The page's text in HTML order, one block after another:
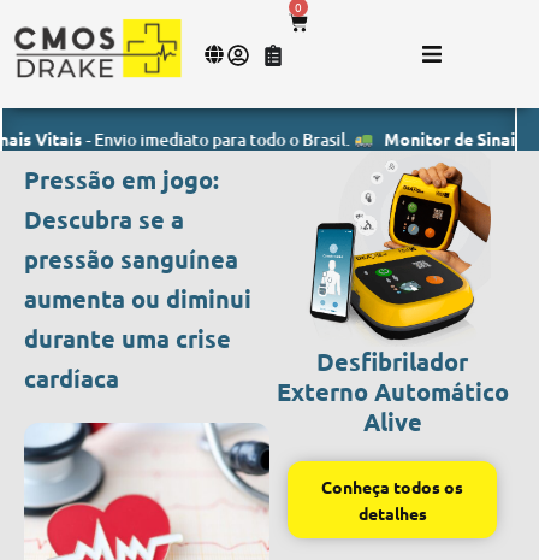
0
- Envio imediato para todo o Brasil. Monitor de Sinais Vitais-
Pressão em jogo:
Descubra se a
pressão sanguínea
aumenta ou diminui
durante uma crise
cardíaca
Desfibrilador
Externo Automático
Alive
Conheça todos os
detalhes